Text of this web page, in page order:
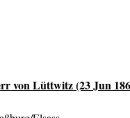
von Lüttwitz (23 Jun